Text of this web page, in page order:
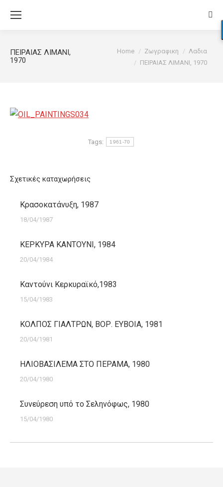
ΠΕΙΡΑΙΑΣ ΛΙΜΑΝΙ,
1970
Home Ζωγραφικη
Λαδια
ΠΕΙΡΑΙΑΣ ΛΙΜΑΝΙ, 1970
Tags: 1961-70
Σχετικές καταχωρήσεις
Κρασοκατάνυξη, 1987
18/04/1987
ΚΕΡΚΥΡΑ ΚΑΝΤΟΥΝΙ, 1984
20/04/1984
Καντούνι Κερκυραϊκό,1983
15/04/1983
ΚΟΛΠΟΣ ΓΙΑΛΤΡΩΝ, ΒΟΡ. ΕΥΒΟΙΑ, 1981
20/04/1981
ΗΛΙΟΒΑΣΙΛΕΜΑ ΣΤΟ ΠΕΡΑΜΑ, 1980
20/04/1980
Συνεύρεση υπό το Σεληνόφως, 1980
15/04/1980